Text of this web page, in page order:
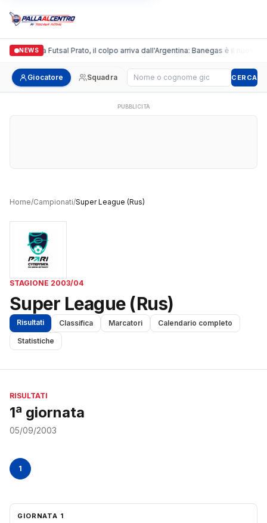
NEWS
Italgronda Futsal Prato, il colpo arriva dall'Argentina: Banegas è il nuovo
Giocatore Squadra Cerca giocatore CERCA
PUBBLICITÀ
Home/Campionati/Super League (Rus)
STAGIONE 2003/04
Super League (Rus)
Risultati Classifica Marcatori
Calendario completo
Statistiche
RISULTATI
1ª giornata
05/09/2003
1
GIORNATA 1